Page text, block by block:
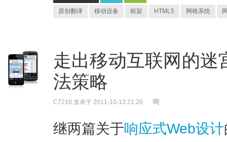
原创翻译 移动设备 框架 HTML5 网格系统
走出移动互联网的迷
法策略
C7210 发表于 2011-10-13 21:20
继两篇关于响应式Web设计